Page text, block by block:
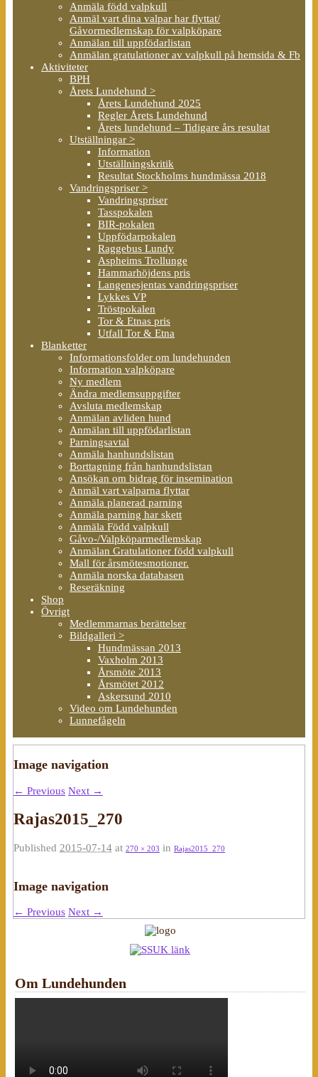
Anmäla född valpkull
Anmäl vart dina valpar har flyttat/
Gåvormedlemskap för valpköpare
Anmälan till uppfödarlistan
Anmälan gratulationer av valpkull på hemsida & Fb
Aktiviteter
BPH
Årets Lundehund >
Årets Lundehund 2025
Regler Årets Lundehund
Årets lundehund – Tidigare års resultat
Utställningar >
Information
Utställningskritik
Resultat Stockholms hundmässa 2018
Vandringspriser >
Vandringspriser
Tasspokalen
BIR-pokalen
Uppfödarpokalen
Raggebus Lundy
Aspheims Trollunge
Hammarhöjdens pris
Langenesjentas vandringspriser
Lykkes VP
Tröstpokalen
Tor & Etnas pris
Utfall Tor & Etna
Blanketter
Informationsfolder om lundehunden
Information valpköpare
Ny medlem
Ändra medlemsuppgifter
Avsluta medlemskap
Anmälan avliden hund
Anmälan till uppfödarlistan
Parningsavtal
Anmäla hanhundslistan
Borttagning från hanhundslistan
Ansökan om bidrag för insemination
Anmäl vart valparna flyttar
Anmäla planerad parning
Anmäla parning har skett
Anmäla Född valpkull
Gåvo-/Valpköparmedlemskap
Anmälan Gratulationer född valpkull
Mall för årsmötesmotioner.
Anmäla norska databasen
Reseräkning
Shop
Övrigt
Medlemmarnas berättelser
Bildgalleri >
Hundmässan 2013
Vaxholm 2013
Årsmöte 2013
Årsmötet 2012
Askersund 2010
Video om Lundehunden
Lunnefågeln
Image navigation
← Previous Next →
Rajas2015_270
Published 2015-07-14 at 270 × 203 in Rajas2015_270
Image navigation
← Previous Next →
Om Lundehunden